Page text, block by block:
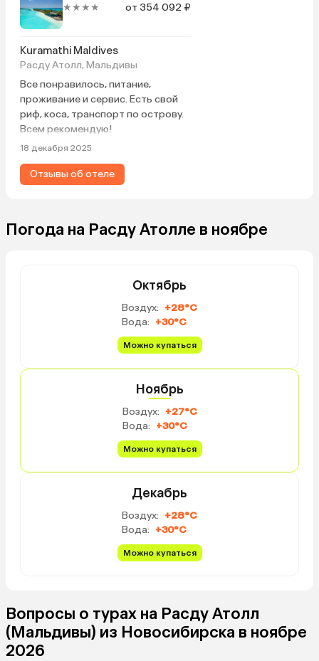
★★★★ от 354 092 ₽
Kuramathi Maldives
Расду Атолл, Мальдивы
Все понравилось, питание,
проживание и сервис. Есть свой
риф, коса, транспорт по острову.
Всем рекомендую!
18 декабря 2025
Отзывы об отеле
Погода на Расду Атолле в ноябре
Октябрь
Воздух: +28°C
Вода: +30°C
Можно купаться
Ноябрь
Воздух: +27°C
Вода: +30°C
Можно купаться
Декабрь
Воздух: +28°C
Вода: +30°C
Можно купаться
Вопросы о турах на Расду Атолл
(Мальдивы) из Новосибирска в ноябре
2026